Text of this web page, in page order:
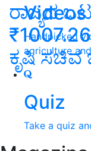
Videos
Handpicked
agriculture
Quiz
Take a quiz
ರಾಜ್ಯದ
ಕೃಷಿ